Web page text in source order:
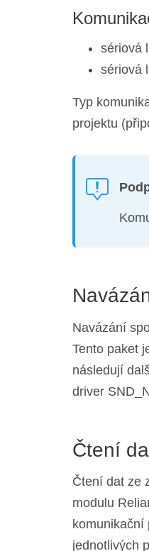
sériová
sériová
Typ
projektu
Navázání
Tento paket
následují
driver
Čtení
Čtení dat ze
modulu
komunikační
jednotlivých